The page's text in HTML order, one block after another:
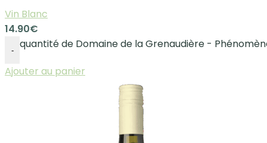
Vin Blanc
14.90€
-
quantité de Domaine de la Grenaudière -
Ajouter au panier